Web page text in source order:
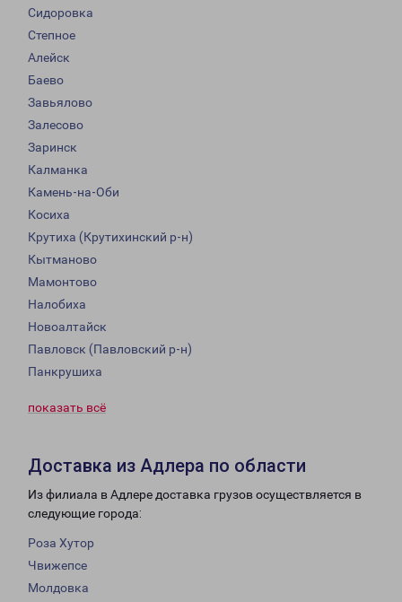
Сидоровка
Степное
Алейск
Баево
Завьялово
Залесово
Заринск
Калманка
Камень-на-Оби
Косиха
Крутиха (Крутихинский р-н)
Кытманово
Мамонтово
Налобиха
Новоалтайск
Павловск (Павловский р-н)
Панкрушиха
показать всё
Доставка из Адлера по области
Из филиала в Адлере доставка грузов осуществляется в
следующие города:
Роза Хутор
Чвижепсе
Молдовка